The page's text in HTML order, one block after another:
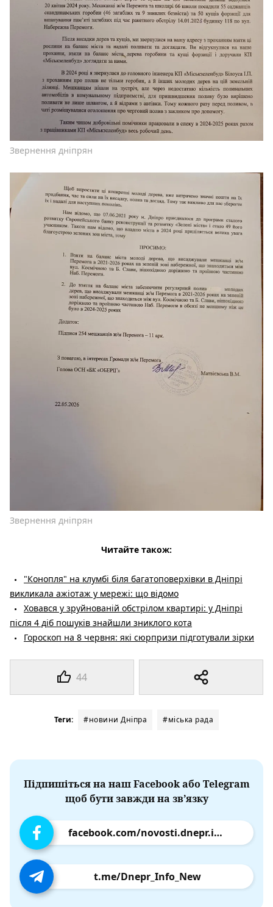
44
Звернення дніпрян
Звернення дніпрян
Читайте також:
"Конопля" на клумбі біля багатоповерхівки в Дніпрі
викликала ажіотаж у мережі: що відомо
Ховався у зруйнованій обстрілом квартирі: у Дніпрі
після 4 діб пошуків знайшли зниклого кота
Гороскоп на 8 червня: які сюрпризи підготували зірки
Теги: #новини Дніпра #міська рада
Підпишіться на наш Facebook або Telegram
щоб бути завжди на зв’язку
facebook.com/novosti.dnepr.info
t.me/Dnepr_Info_New